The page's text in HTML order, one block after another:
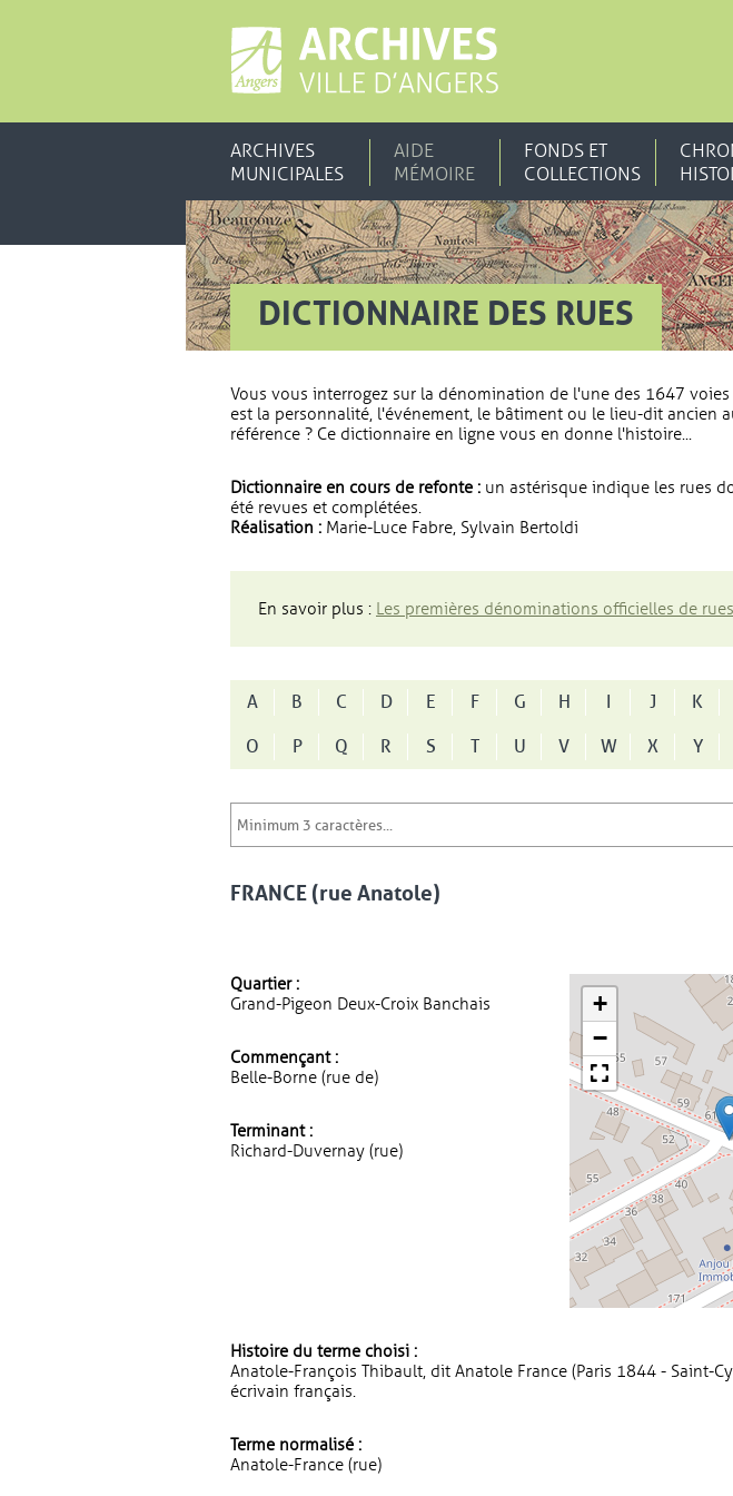
ARCHIVES
MUNICIPALES
AIDE
MÉMOIRE
FONDS ET
COLLECTIONS
DICTIONNAIRE DES RUES
Vous vous interrogez sur la dénomination de l'une des 1647 voies
est la personnalité, l'événement, le bâtiment ou le lieu-dit ancien
référence ? Ce dictionnaire en ligne vous en donne l'histoire...
Dictionnaire en cours de refonte : un astérisque indique les rues
été revues et complétées.
Réalisation : Marie-Luce Fabre, Sylvain Bertoldi
En savoir plus : Les premières dénominations officielles de rues
A B C D E F G H I J K
O
P Q R S T U V W X Y
FRANCE (rue Anatole)
Quartier :
Grand-Pigeon Deux-Croix Banchais
Commençant :
Belle-Borne (rue de)
Terminant :
Richard-Duvernay (rue)
+
−
Histoire du terme choisi :
Anatole-François Thibault, dit Anatole France (Paris 1844 - Saint-
écrivain français.
Terme normalisé :
Anatole-France (rue)